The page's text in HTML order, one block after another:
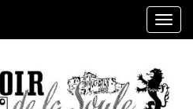
A
f
i
c